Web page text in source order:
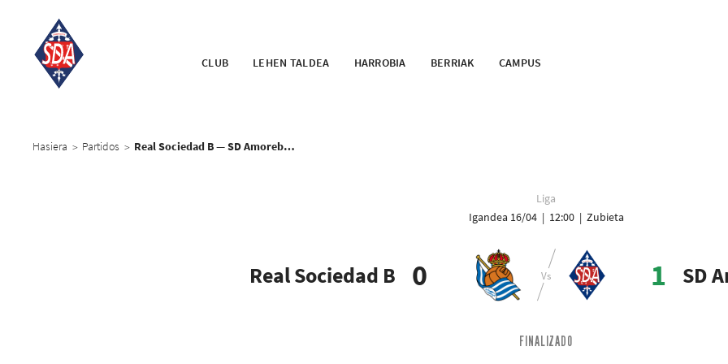
CLUB LEHEN TALDEA HARROBIA BERRIAK CAMPUS
Hasiera > Partidos > Real Sociedad B — SD Amorebieta
Liga
Igandea 16/04 | 12:00 | Zubieta
SD
1
Real Sociedad B 0
FINALIZADO